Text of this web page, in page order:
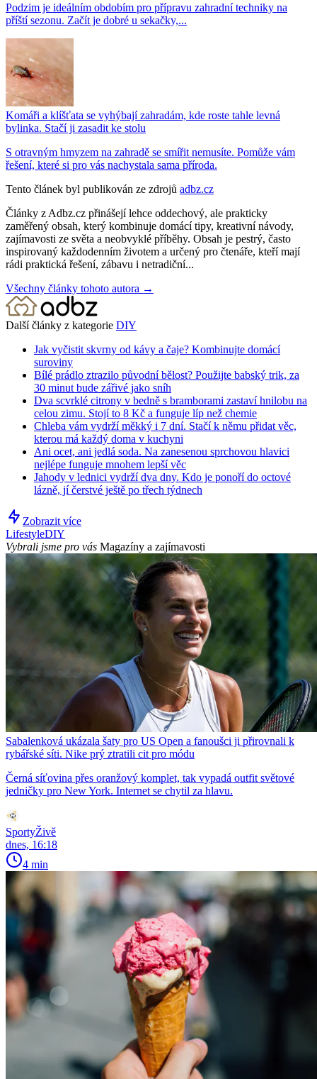
Podzim je ideálním obdobím pro přípravu zahradní techniky na
příští sezonu. Začít je dobré u sekačky,...
Komáři a klíšťata se vyhýbají zahradám, kde roste tahle levná
bylinka. Stačí ji zasadit ke stolu
S otravným hmyzem na zahradě se smířit nemusíte. Pomůže vám
řešení, které si pro vás nachystala sama příroda.
Tento článek byl publikován ze zdrojů adbz.cz
Články z Adbz.cz přinášejí lehce oddechový, ale prakticky
zaměřený obsah, který kombinuje domácí tipy, kreativní návody,
zajímavosti ze světa a neobvyklé příběhy. Obsah je pestrý, často
inspirovaný každodenním životem a určený pro čtenáře, kteří mají
rádi praktická řešení, zábavu i netradiční...
Všechny články tohoto autora →
Další články z kategorie DIY
Jak vyčistit skvrny od kávy a čaje? Kombinujte domácí
suroviny
Bílé prádlo ztrazilo původní bělost? Použijte babský trik, za
30 minut bude zářivé jako sníh
Dva scvrklé citrony v bedně s bramborami zastaví hnilobu na
celou zimu. Stojí to 8 Kč a funguje líp než chemie
Chleba vám vydrží měkký i 7 dní. Stačí k němu přidat věc,
kterou má každý doma v kuchyni
Ani ocet, ani jedlá soda. Na zanesenou sprchovou hlavici
nejlépe funguje mnohem lepší věc
Jahody v lednici vydrží dva dny. Kdo je ponoří do octové
lázně, jí čerstvé ještě po třech týdnech
Zobrazit více
LifestyleDIY
Vybrali jsme pro vás Magazíny a zajímavosti
Sabalenková ukázala šaty pro US Open a fanoušci ji přirovnali k
rybářské síti. Nike prý ztratili cit pro módu
Černá síťovina přes oranžový komplet, tak vypadá outfit světové
jedničky pro New York. Internet se chytil za hlavu.
SportyŽivě
dnes, 16:18
4 min